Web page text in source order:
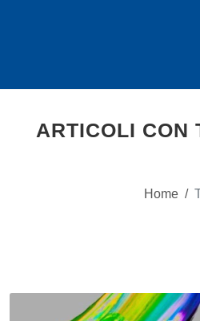
ARTICOLI CON
Home /